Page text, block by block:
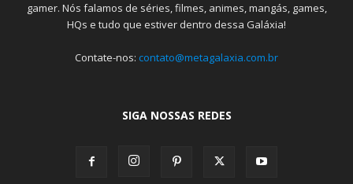
gamer. Nós falamos de séries, filmes, animes, mangás, games,
HQs e tudo que estiver dentro dessa Galáxia!
Contate-nos: contato@metagalaxia.com.br
SIGA NOSSAS REDES